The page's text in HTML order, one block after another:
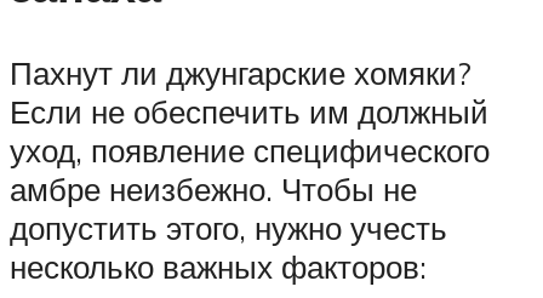
Пахнут ли джунгарские хомяки?
Если не обеспечить им должный
уход, появление специфического
амбре неизбежно. Чтобы не
допустить этого, нужно учесть
несколько важных факторов: